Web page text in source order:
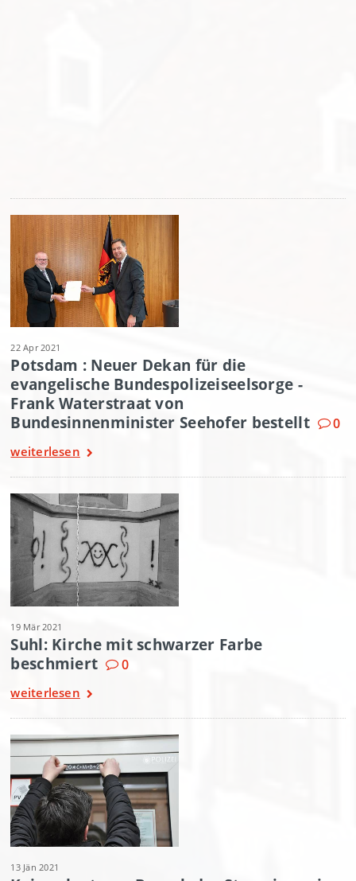
22 Apr 2021
Potsdam : Neuer Dekan für die
evangelische Bundespolizeiseelsorge -
Frank Waterstraat von
Bundesinnenminister Seehofer bestellt
0
weiterlesen
19 Mär 2021
Suhl: Kirche mit schwarzer Farbe
beschmiert
0
weiterlesen
13 Jän 2021